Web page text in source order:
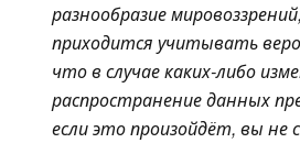
разнообразие
приходится учитывать
что в случае каких-либо
распространение данных
если это произойдёт, вы не